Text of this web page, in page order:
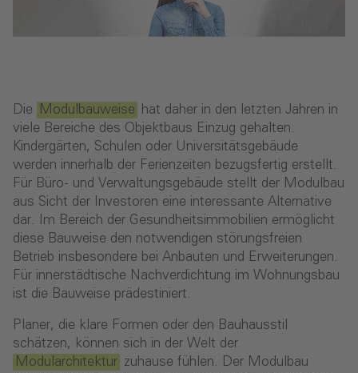
Die Modulbauweise
hat daher in den letzten Jahren in
viele Bereiche des Objektbaus Einzug gehalten.
Kindergärten, Schulen oder Universitätsgebäude
werden innerhalb der Ferienzeiten bezugsfertig erstellt.
Für Büro- und Verwaltungsgebäude stellt der Modulbau
aus Sicht der Investoren eine interessante Alternative
dar. Im Bereich der Gesundheitsimmobilien ermöglicht
diese Bauweise den notwendigen störungsfreien
Betrieb insbesondere bei Anbauten und Erweiterungen.
Für innerstädtische Nachverdichtung im Wohnungsbau
ist die Bauweise prädestiniert.
Planer, die klare Formen oder den Bauhausstil
schätzen, können sich in der Welt der
Modularchitektur zuhause fühlen. Der Modulbau